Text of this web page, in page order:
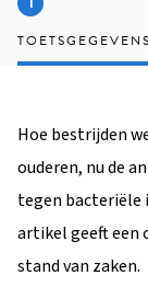
TOETSGEGEVENS
Hoe bestrijden
ouderen, nu de
tegen bacteriële
artikel geeft een
stand van zaken.